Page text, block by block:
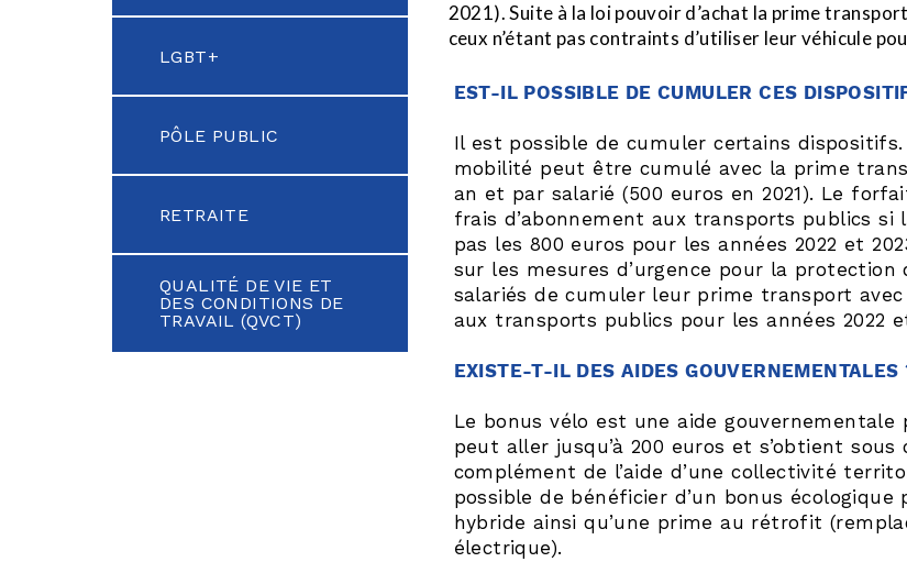
LGBT+
PÔLE PUBLIC
RETRAITE
QUALITÉ DE VIE ET
DES CONDITIONS DE
TRAVAIL (QVCT)
2021). Suite à la loi pouvoir d’achat la prime
ceux n’étant pas contraints d’utiliser leur véhicule
EST-IL POSSIBLE DE CUMULER CES
Il est possible de cumuler certains
mobilité peut être cumulé avec la prime
an et par salarié (500 euros en 2021). Le
frais d’abonnement aux transports publics
pas les 800 euros pour les années 2022 et
sur les mesures d’urgence pour la protection
salariés de cumuler leur prime transport
aux transports publics pour les années 2022
EXISTE-T-IL DES AIDES GOUVERNEMENTALES
Le bonus vélo est une aide
peut aller jusqu’à 200 euros et s’obtient
complément de l’aide d’une collectivité
possible de bénéficier d’un bonus écologique
hybride ainsi qu’une prime au rétrofit
électrique).